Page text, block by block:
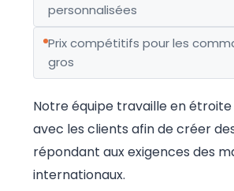
personnalisées
Prix compétitifs pour les
gros
Notre équipe travaille en
avec les clients afin de créer
répondant aux exigences des
internationaux.